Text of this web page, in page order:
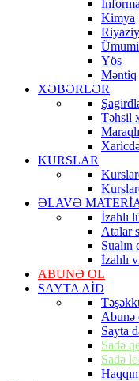
Kimya
Yös
Məntiq
XƏBƏRLƏR
Təhsil
KURSLAR
ƏLAVƏ
İzahlı
Atalar
Sualın
İzahlı
ABUNƏ OL
SAYTA AİD
Abunə
Sayta
Sadə
Sadə